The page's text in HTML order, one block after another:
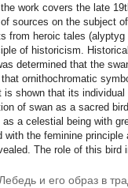
work covers the late
sources on the subject
from heroic tales
of historicism.
determined that the
ornithochromatic
shown that its
of swan as a sacred
a celestial being with
the feminine
The role of this
Лебедь и его образ в